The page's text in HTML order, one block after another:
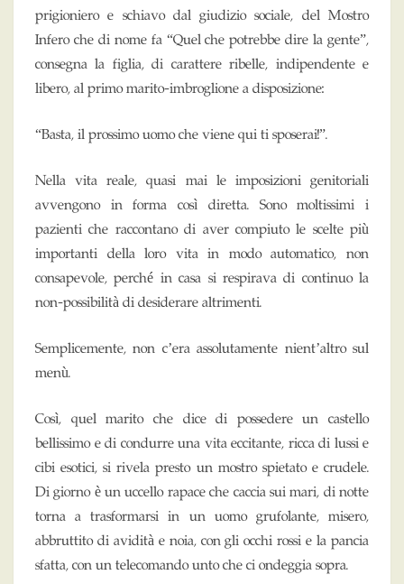
prigioniero e schiavo dal giudizio sociale, del Mostro
Infero che di nome fa “Quel che potrebbe dire la gente”,
consegna la figlia, di carattere ribelle, indipendente e
libero, al primo marito-imbroglione a disposizione:
“Basta, il prossimo uomo che viene qui ti sposerai!”.
Nella vita reale, quasi mai le imposizioni genitoriali
avvengono in forma così diretta. Sono moltissimi i
pazienti che raccontano di aver compiuto le scelte più
importanti della loro vita in modo automatico, non
consapevole, perché in casa si respirava di continuo la
non-possibilità di desiderare altrimenti.
Semplicemente, non c’era assolutamente nient’altro sul
menù.
Così, quel marito che dice di possedere un castello
bellissimo e di condurre una vita eccitante, ricca di lussi e
cibi esotici, si rivela presto un mostro spietato e crudele.
Di giorno è un uccello rapace che caccia sui mari, di notte
torna a trasformarsi in un uomo grufolante, misero,
abbruttito di avidità e noia, con gli occhi rossi e la pancia
sfatta, con un telecomando unto che ci ondeggia sopra.